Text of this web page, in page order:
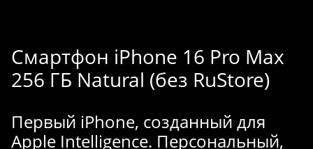
Смартфон iPhone 16 Pro Max
256 ГБ Natural (без RuStore)
Первый iPhone, созданный для
Apple Intelligence. Персональный,